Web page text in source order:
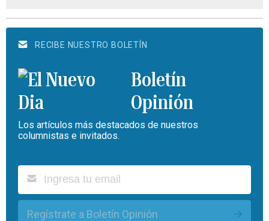
RECIBE NUESTRO BOLETÍN
Boletín
Opinión
Los artículos más destacados de nuestros
columnistas e invitados.
Regístrate a Boletín Opinión